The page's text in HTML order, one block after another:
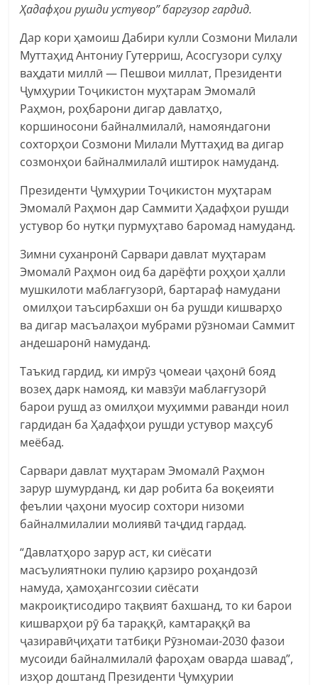
Ҳадафҳои рушди устувор” баргузор гардид.
Дар кори ҳамоиш Дабири кулли Созмони Милали
Муттаҳид Антониу Гутерриш, Асосгузори сулҳу
ваҳдати миллӣ — Пешвои миллат, Президенти
Ҷумҳурии Тоҷикистон муҳтарам Эмомалӣ
Раҳмон, роҳбарони дигар давлатҳо,
коршиносони байналмилалӣ, намояндагони
сохторҳои Созмони Милали Муттаҳид ва дигар
созмонҳои байналмилалӣ иштирок намуданд.
Президенти Ҷумҳурии Тоҷикистон муҳтарам
Эмомалӣ Раҳмон дар Саммити Ҳадафҳои рушди
устувор бо нутқи пурмуҳтаво баромад намуданд.
Зимни суханронӣ Сарвари давлат муҳтарам
Эмомалӣ Раҳмон оид ба дарёфти роҳҳои ҳалли
мушкилоти маблағгузорӣ, бартараф намудани
омилҳои таъсирбахши он ба рушди кишварҳо
ва дигар масъалаҳои мубрами рӯзномаи Саммит
андешаронӣ намуданд.
Таъкид гардид, ки имрӯз ҷомеаи ҷаҳонӣ бояд
возеҳ дарк намояд, ки мавзӯи маблағгузорӣ
барои рушд аз омилҳои муҳимми раванди ноил
гардидан ба Ҳадафҳои рушди устувор маҳсуб
меёбад.
Сарвари давлат муҳтарам Эмомалӣ Раҳмон
зарур шумурданд, ки дар робита ба воқеияти
феълии ҷаҳони муосир сохтори низоми
байналмилалии молиявӣ таҷдид гардад.
“Давлатҳоро зарур аст, ки сиёсати
масъулиятноки пулию қарзиро роҳандозӣ
намуда, ҳамоҳангсозии сиёсати
макроиқтисодиро тақвият бахшанд, то ки барои
кишварҳои рӯ ба тараққӣ, камтараққӣ ва
ҷазиравӣҷиҳати татбиқи Рӯзномаи-2030 фазои
мусоиди байналмилалӣ фароҳам оварда шавад”,
изҳор доштанд Президенти Ҷумҳурии